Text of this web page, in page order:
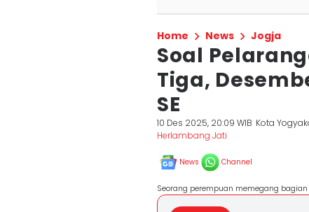
Home News Jogja
Soal
Tiga,
SE
10 Des 2025, 20:09 WIB Kota
Herlambang Jati
News Channel
Seorang perempuan memegang